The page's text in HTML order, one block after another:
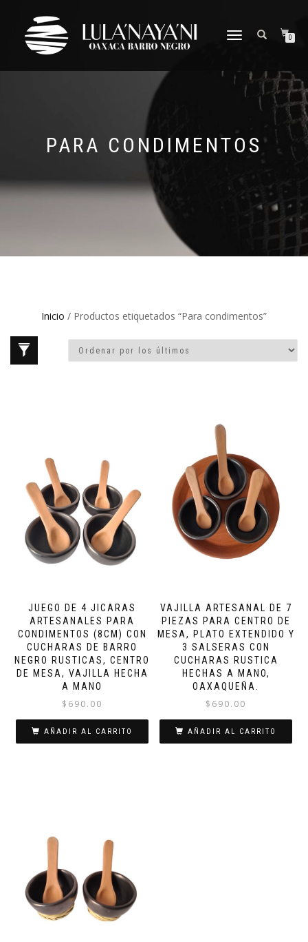
CAMBIAR
0
PARA CONDIMENTOS
Inicio / Productos etiquetados “Para condimentos”
JUEGO DE 4 JICARAS
ARTESANALES PARA
CONDIMENTOS (8CM) CON
CUCHARAS DE BARRO
NEGRO RUSTICAS, CENTRO
DE MESA, VAJILLA HECHA
A MANO
$ 690.00
AÑADIR AL CARRITO
VAJILLA ARTESANAL DE 7
PIEZAS PARA CENTRO DE
MESA, PLATO EXTENDIDO Y
3 SALSERAS CON
CUCHARAS RUSTICA
HECHAS A MANO,
OAXAQUEÑA.
$ 690.00
AÑADIR AL CARRITO